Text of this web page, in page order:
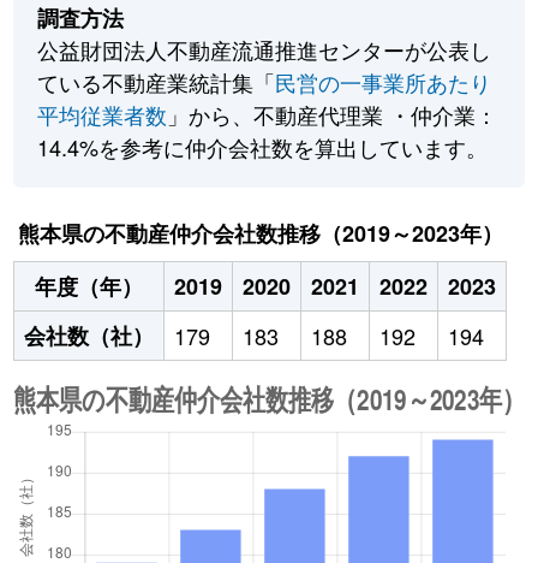
調査方法
公益財団法人不動産流通推進センターが公表し
ている不動産業統計集「民営の一事業所あたり
平均従業者数 」から、不動産代理業 ・仲介業：
14.4%を参考に仲介会社数を算出しています。
熊本県の不動産仲介会社数推移（2019～2023年）
年度（年）
2019 2020 2021 2022
2023
会社数（社）
179 183 188 192 194